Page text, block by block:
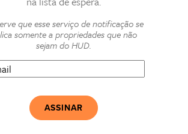
que esse serviço de notificação se
somente a propriedades que não
sejam do HUD.
(Obrigatório)